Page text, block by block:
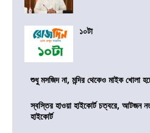
১০টা
শুধু মসজিদ না, মন্দির থেকেও মাইক খোলা
স্বস্তির হাওয়া হাইকোর্ট চত্বরে, আটজন
হাইকোর্ট